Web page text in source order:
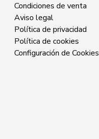
Condiciones de venta
Aviso legal
Política de privacidad
Política de cookies
Configuración de Cookies